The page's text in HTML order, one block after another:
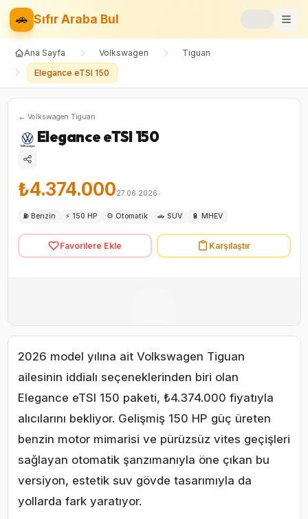
🚗 Sıfır Araba Bul
Markalar
⚡
🚙SUV
⚖️Karşılaştır
Ana Sayfa Volkswagen
Tiguan
Elegance eTSI 150
← Volkswagen Tiguan
Elegance eTSI 150
₺4.374.00027.06.2026•
⛽ Benzin ⚡ 150 HP ⚙️ Otomatik 🚗 SUV 🔋 MHEV
Favorilere Ekle Karşılaştır
2026 model yılına ait Volkswagen Tiguan
ailesinin iddialı seçeneklerinden biri olan
Elegance eTSI 150 paketi, ₺4.374.000 fiyatıyla
alıcılarını bekliyor. Gelişmiş 150 HP güç üreten
benzin motor mimarisi ve pürüzsüz vites geçişleri
sağlayan otomatik şanzımanıyla öne çıkan bu
versiyon, estetik suv gövde tasarımıyla da
yollarda fark yaratıyor.